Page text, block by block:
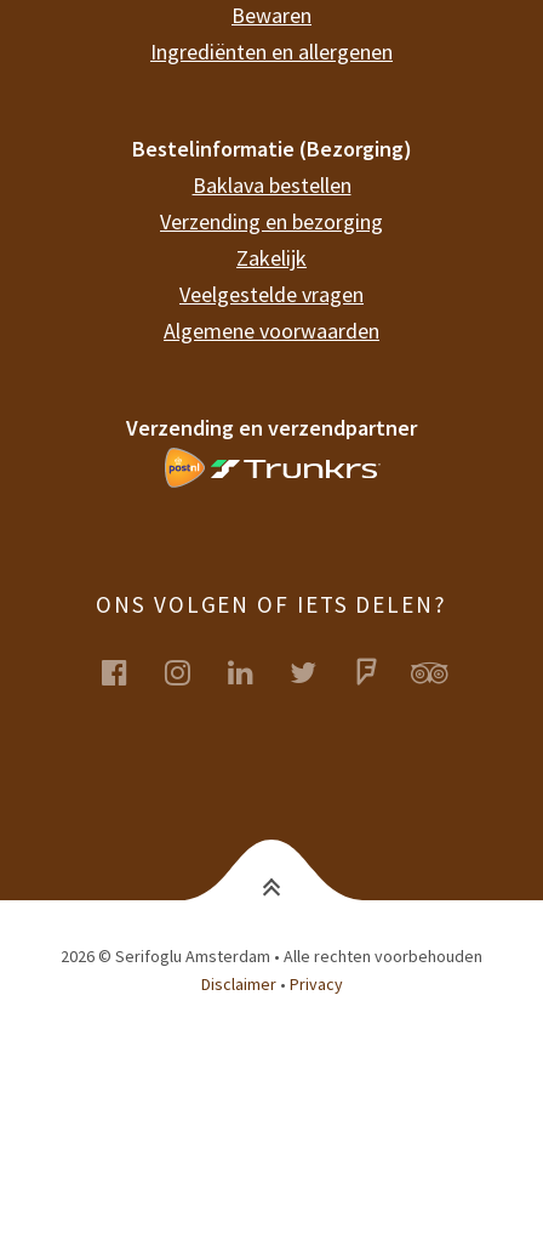
Bewaren
Ingrediënten en allergenen
Bestelinformatie (Bezorging)
Baklava bestellen
Verzending en bezorging
Zakelijk
Veelgestelde vragen
Algemene voorwaarden
Verzending en verzendpartner
ONS VOLGEN OF IETS DELEN?
facebookinstagram
linkedintwitterfoursquare
2026 © Serifoglu Amsterdam • Alle rechten voorbehouden
Disclaimer• Privacy